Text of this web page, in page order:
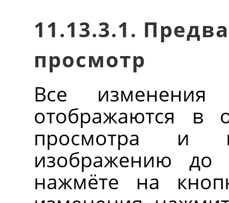
11.13.3.1.
просмотр
Все изменения
отображаются в
просмотра и
изображению
нажмёте на